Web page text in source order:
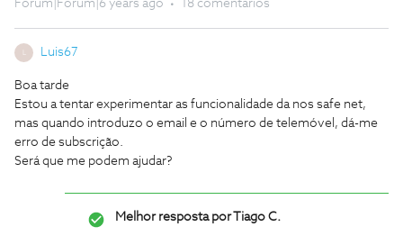
Forum|Forum|6 years ago 18 comentários
Luis67
Boa tarde
Estou a tentar experimentar as funcionalidade da nos safe net,
mas quando introduzo o email e o número de telemóvel, dá-me
erro de subscrição.
Será que me podem ajudar?
Melhor resposta porTiago C.